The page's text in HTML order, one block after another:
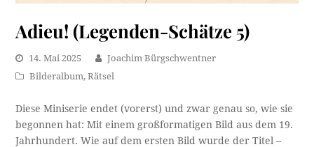
Adieu! (Legenden-Schätze 5)
14. Mai 2025
Joachim Bürgschwentner
Bilderalbum,Rätsel
Diese Miniserie endet (vorerst) und zwar genau so, wie sie
begonnen hat: Mit einem großformatigen Bild aus dem 19.
Jahrhundert. Wie auf dem ersten Bild wurde der Titel –